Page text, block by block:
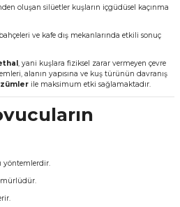
oluşan silüetler kuşların içgüdüsel kaçınma
ve kafe dış mekanlarında etkili sonuç
, yani kuşlara fiziksel zarar vermeyen çevre
alanın yapısına ve kuş türünün davranış
ile maksimum etki sağlamaktadır.
yöntemlerdir.